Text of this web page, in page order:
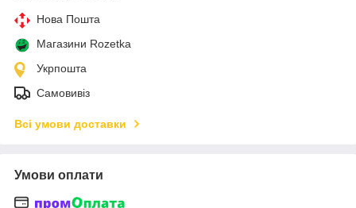
Нова Пошта
Магазини Rozetka
Укрпошта
Самовивіз
Всі умови доставки
Умови оплати